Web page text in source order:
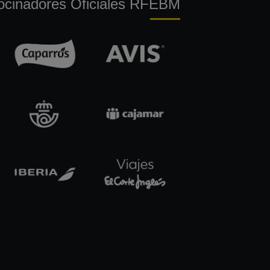
Oficiales RFEBM